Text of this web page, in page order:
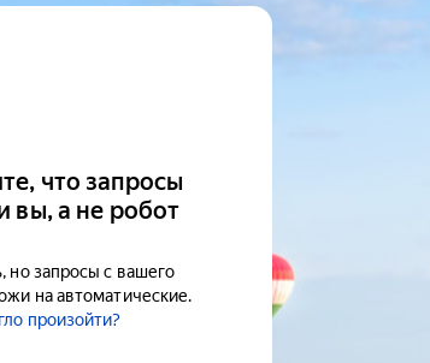
что запросы
вы, а не робот
но запросы с вашего
на автоматические.
произойти?